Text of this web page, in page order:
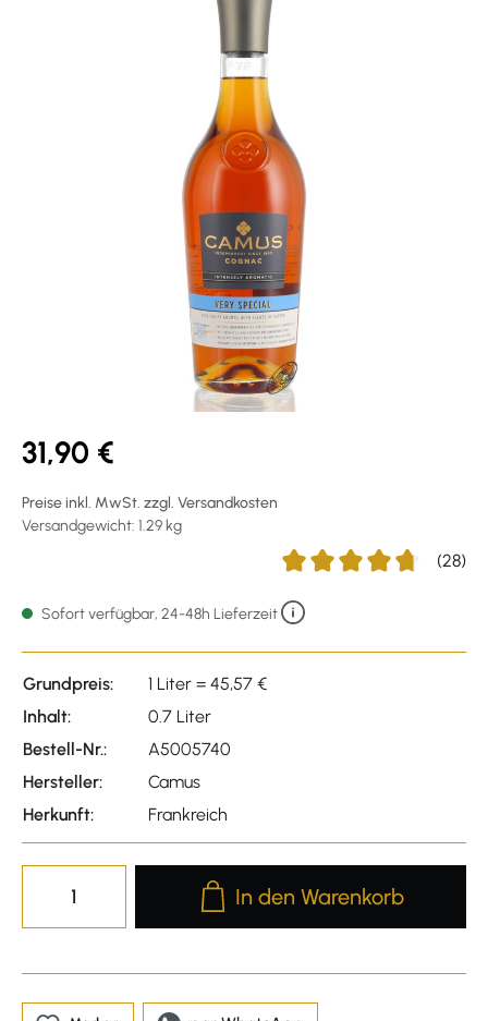
31,90 €
Preise inkl. MwSt. zzgl. Versandkosten
Versandgewicht: 1.29 kg
(28)
Sofort verfügbar, 24-48h Lieferzeit
Grundpreis:
1 Liter = 45,57 €
Inhalt:
0.7 Liter
Bestell-Nr.:
A5005740
Hersteller:
Camus
Herkunft:
Frankreich
Produkt Anzahl: Gib den
In den Warenkorb